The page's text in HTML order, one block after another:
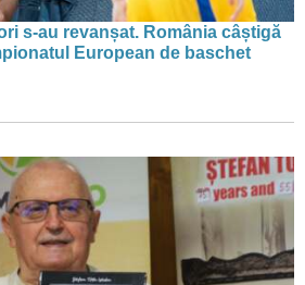
s-au revanșat. România câștigă
European de baschet